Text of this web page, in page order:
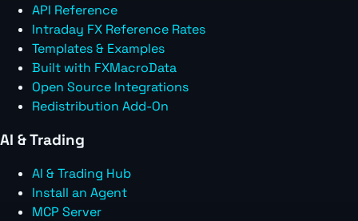
API Reference
Intraday FX Reference Rates
Templates & Examples
Built with FXMacroData
Open Source Integrations
Redistribution Add-On
AI & Trading
AI & Trading Hub
Install an Agent
MCP Server